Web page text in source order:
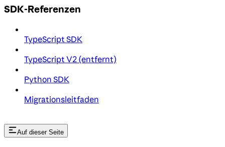
SDK-Referenzen
TypeScript SDK
TypeScript V2 (entfernt)
Python SDK
Migrationsleitfaden
Auf dieser Seite